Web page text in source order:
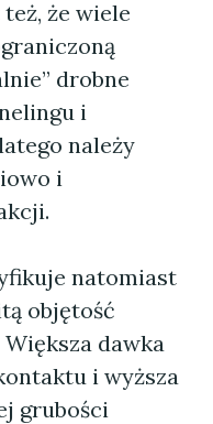
że wiele
drobne
i
należy
i
natomiast
objętość
dawka
i wyższa
grubości